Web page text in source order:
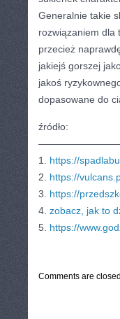
Generalnie takie
rozwiązaniem dla
przecież
jakiejś gorszej
jakoś
dopasowane do
źródło:
1. https://
2. https://
3. https://
4. zobacz, jak to
5. https://
Comments are